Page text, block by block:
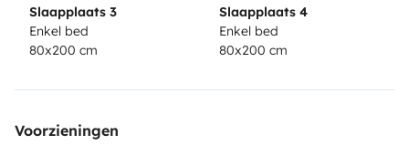
Slaapplaats 3
Enkel bed
80x200 cm
Slaapplaats 4
Enkel bed
80x200 cm
Voorzieningen